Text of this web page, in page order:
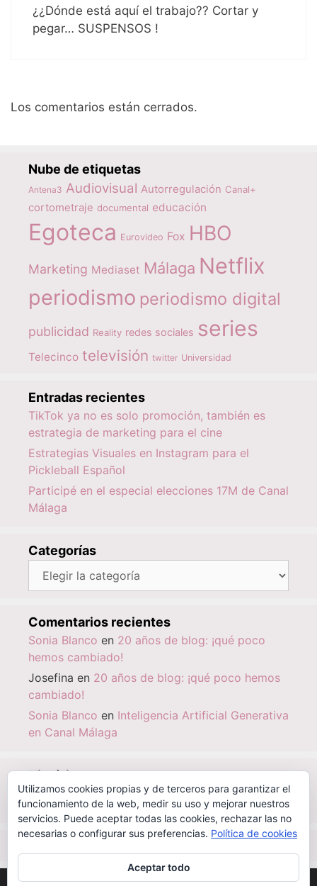
¿¿Dónde está aquí el trabajo?? Cortar y
pegar… SUSPENSOS !
Los comentarios están cerrados.
Nube de etiquetas
Antena3 Audiovisual Autorregulación Canal+
cortometraje documental educación
Egoteca Eurovideo Fox HBO
Marketing Mediaset Málaga Netflix
periodismo periodismo digital
publicidad Reality redes sociales series
Telecinco televisión twitter Universidad
Entradas recientes
TikTok ya no es solo promoción, también es
estrategia de marketing para el cine
Estrategias Visuales en Instagram para el
Pickleball Español
Participé en el especial elecciones 17M de Canal
Málaga
Categorías
Comentarios recientes
Sonia Blanco en 20 años de blog: ¡qué poco
hemos cambiado!
Josefina en 20 años de blog: ¡qué poco hemos
cambiado!
Sonia Blanco en Inteligencia Artificial Generativa
en Canal Málaga
Histórico
Histórico
Utilizamos cookies propias y de terceros para garantizar el
funcionamiento de la web, medir su uso y mejorar nuestros
servicios. Puede aceptar todas las cookies, rechazar las no
necesarias o configurar sus preferencias. Política de cookies
Aceptar todo